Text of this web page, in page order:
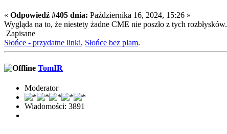
« Odpowiedź #405 dnia: Października 16, 2024, 15:26 »
Wygląda na to, że niestety żadne CME nie poszło z tych rozbłysków.
Zapisane
Słońce - przydatne linki, Słońce bez plam.
TomIR
Moderator
Wiadomości: 3891